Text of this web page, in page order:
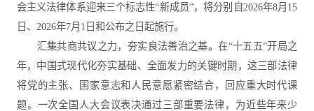
会主义法律体系迎来三个标志性“新成员”，将分别自2026年8月15
日、2026年7月1日和公布之日起施行。
汇集共商共议之力，夯实良法善治之基。在“十五五”开局之
年，中国式现代化夯实基础、全面发力的关键时期，这三部法律
将党的主张、国家意志和人民意愿紧密结合，回应重大时代课
题。一次全国人大会议表决通过三部重要法律，为近些年来少